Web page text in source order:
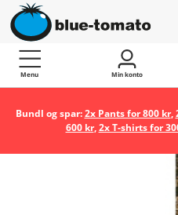
Menu Min konto
Bundl og spar:2x Pants for 800 kr,
600 kr,2x T-shirts for